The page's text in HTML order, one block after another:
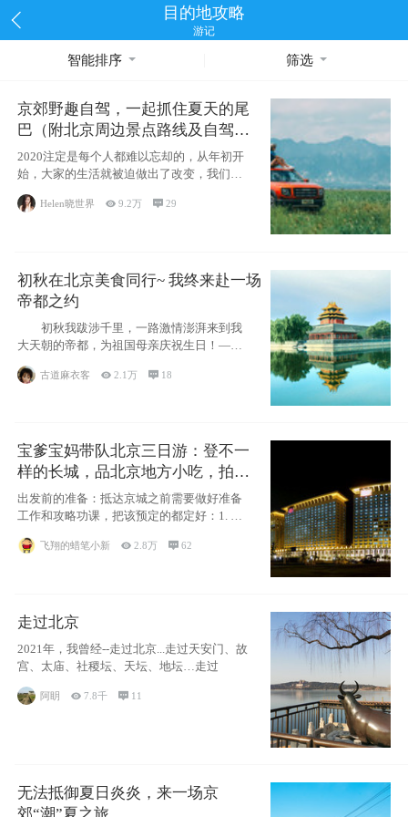
目的地攻略
游记
智能排序 筛选
京郊野趣自驾，一起抓住夏天的尾
巴（附北京周边景点路线及自驾攻
略）
2020注定是每个人都难以忘却的，从年初开
始，大家的生活就被迫做出了改变，我们也
不例外。本来双双辞职是为
Helen晓世界 9.2万 29
初秋在北京美食同行~ 我终来赴一场
帝都之约
初秋我跋涉千里，一路激情澎湃来到我
大天朝的帝都，为祖国母亲庆祝生日！——
古道麻衣客 2.1万  18
宝爹宝妈带队北京三日游：登不一
样的长城，品北京地方小吃，拍盘
古七星夜景！
出发前的准备：抵达京城之前需要做好准备
工作和攻略功课，把该预定的都定好：1. 酒
飞翔的蜡笔小新 2.8万 62
走过北京
2021年，我曾经--走过北京...走过天安门、故
宫、太庙、社稷坛、天坛、地坛…走过
阿眀 7.8千  11
无法抵御夏日炎炎，来一场京